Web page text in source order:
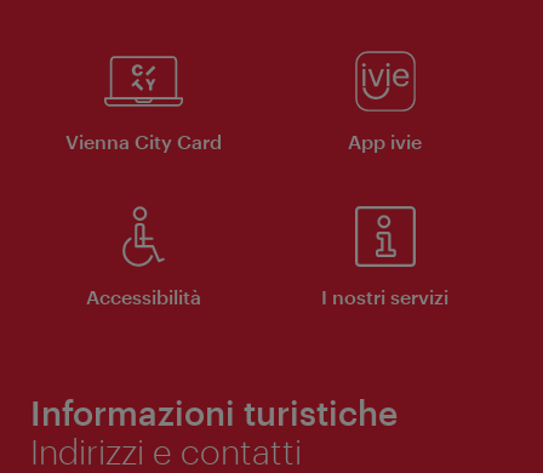
Vienna City Card App ivie
Accessibilità I nostri servizi
Informazioni turistiche
Indirizzi e contatti